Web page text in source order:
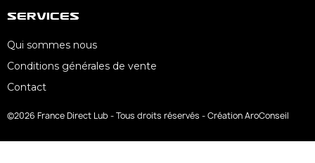
Services
Qui sommes nous
Conditions générales de vente
Contact
©2026 France Direct Lub - Tous droits réservés - Création AroConseil